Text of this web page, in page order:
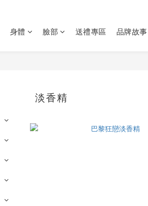
身體 臉部 送禮專區 品牌故事
淡香精